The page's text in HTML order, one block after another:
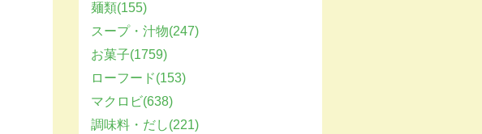
麺類(155)
スープ・汁物(247)
お菓子(1759)
ローフード(153)
マクロビ(638)
調味料・だし(221)